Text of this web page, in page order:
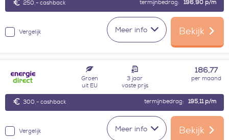
250,- cashback termijnbedrag: 196,90 p/m
Vergelijk Meer info Bekijk
Groen
uit EU
3 jaar
vaste prijs
186,77
per maand
300,- cashback termijnbedrag: 195,11p/m
Vergelijk Meer info Bekijk